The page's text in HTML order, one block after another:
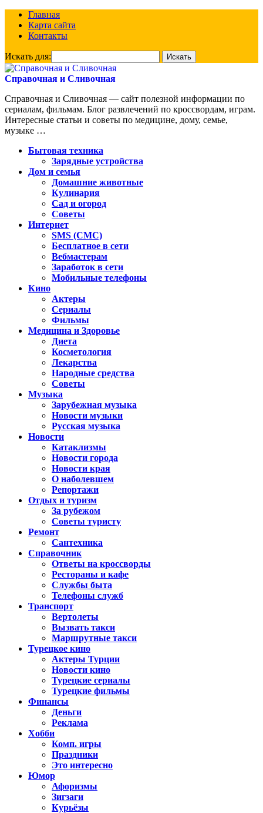
Главная
Карта сайта
Контакты
Искать для:
Справочная и Сливочная
Справочная и Сливочная — сайт полезной информации по
сериалам, фильмам. Блог развлечений по кроссвордам, играм.
Интересные статьи и советы по медицине, дому, семье,
музыке …
Бытовая техника
Зарядные устройства
Дом и семья
Домашние животные
Кулинария
Сад и огород
Советы
Интернет
SMS (СМС)
Бесплатное в сети
Вебмастерам
Заработок в сети
Мобильные телефоны
Кино
Актеры
Сериалы
Фильмы
Медицина и Здоровье
Диета
Косметология
Лекарства
Народные средства
Советы
Музыка
Зарубежная музыка
Новости музыки
Русская музыка
Новости
Катаклизмы
Новости города
Новости края
О наболевшем
Репортажи
Отдых и туризм
За рубежом
Советы туристу
Ремонт
Сантехника
Справочник
Ответы на кроссворды
Рестораны и кафе
Службы быта
Телефоны служб
Транспорт
Вертолеты
Вызвать такси
Маршрутные такси
Турецкое кино
Актеры Турции
Новости кино
Турецкие сериалы
Турецкие фильмы
Финансы
Деньги
Реклама
Хобби
Комп. игры
Праздники
Это интересно
Юмор
Афоризмы
Зигзаги
Курьёзы